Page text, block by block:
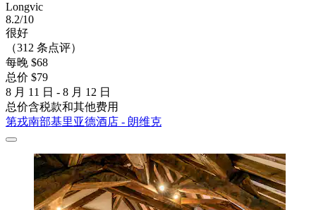
Longvic
8.2/10
很好
（312 条点评）
每晚 $68
总价 $79
8 月 11 日 - 8 月 12 日
总价含税款和其他费用
第戎南部基里亚德酒店 - 朗维克